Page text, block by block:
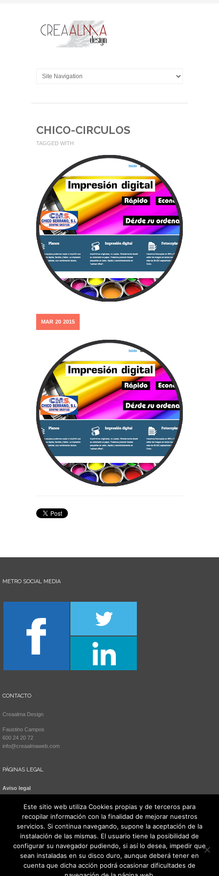
CHICO-CIRCULOS
TAGGED WITH
MAR 20 2015
METRO SOCIAL MEDIA
CONTACTO
Creaalma Design
Faustino Campos
600 24 20 72
info@creaalmaweb.com
PÁGINAS LEGAL
Aviso legal
Política de cookies
Este sitio web utiliza Cookies propias y de terceros para
recopilar información con la finalidad de mejorar nuestros
servicios. Si continua navegando, supone la aceptación de la
instalación de las mismas. El usuario tiene la posibilidad de
configurar su navegador pudiendo, si así lo desea, impedir que
sean instaladas en su disco duro, aunque deberá tener en
cuenta que dicha acción podrá ocasionar dificultades de